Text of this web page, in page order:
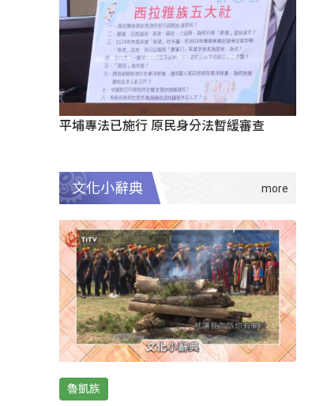
平埔專法已施行 原民身分法暫緩審查
文化小辭典
魯凱族